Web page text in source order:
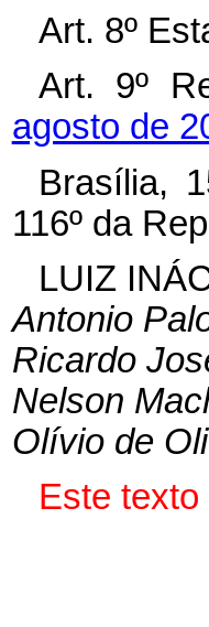
Art. 8º
Art. 9º
agosto de
Brasília,
116º da
LUIZ
Antonio
Ricardo
Nelson
Olívio de
Este